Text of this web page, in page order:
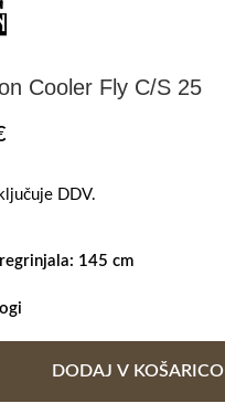
Cooler Fly C/S 25
DDV.
145 cm
DODAJ V KOŠARICO